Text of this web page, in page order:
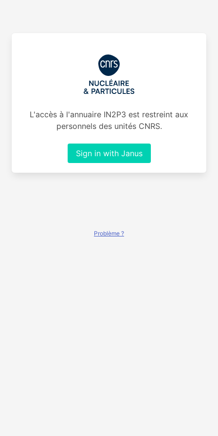
L'accès à l'annuaire IN2P3 est restreint aux
personnels des unités CNRS.
Sign in with Janus
Problème ?